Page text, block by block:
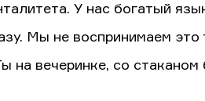
У нас богатый
Мы не воспринимаем
на вечеринке, со